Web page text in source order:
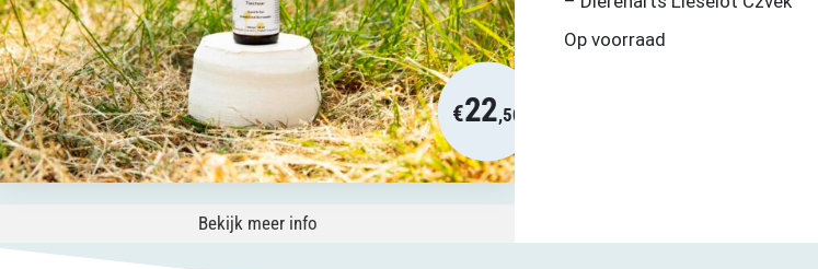
€22,50
Bekijk meer info
Op voorraad